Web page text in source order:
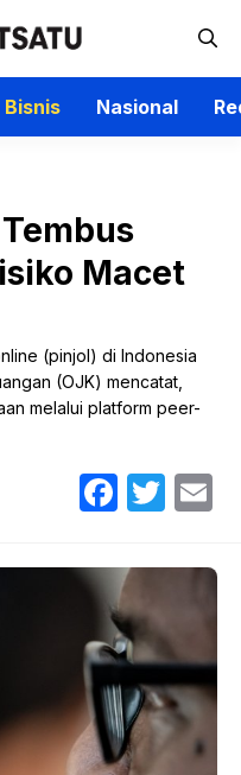
Bisnis Nasional
Macet
(pinjol) di Indonesia
(OJK) mencatat,
melalui platform peer-